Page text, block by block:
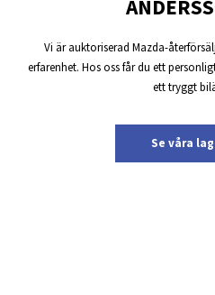
Vi är auktoriserad Mazda-
erfarenhet. Hos oss får du ett
ett tryggt
Se våra